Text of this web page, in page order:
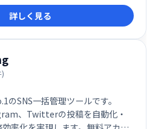
詳しく見る
SNS一括管理ツールです。
、Twitterの投稿を自動化・